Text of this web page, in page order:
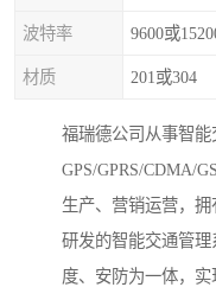
波特率 9600或
材质 201或304
福瑞德公司从事智
GPS/GPRS/CDMA/
生产、营销运营，
研发的智能交通管
度、安防为一体，